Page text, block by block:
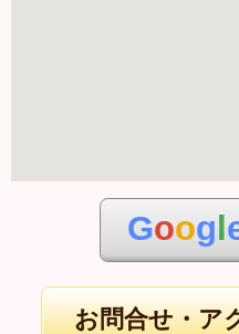
Goog
お問合せ・ア